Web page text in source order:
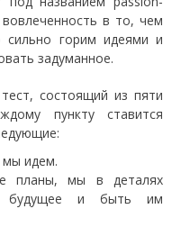
в то, чем
горим идеями и
задуманное.
состоящий из пяти
пункту ставится
мы идем.
планы, мы в деталях
будущее и быть им